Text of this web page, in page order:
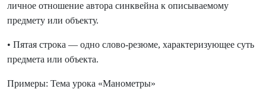
личное отношение автора синквейна к описываемому
предмету или объекту.
• Пятая строка — одно слово-резюме, характеризующее суть
предмета или объекта.
Примеры: Тема урока «Манометры»